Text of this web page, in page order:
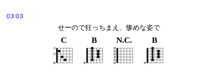
03:03
せーので狂っちまえ、惨めな姿で
C B N.C. B